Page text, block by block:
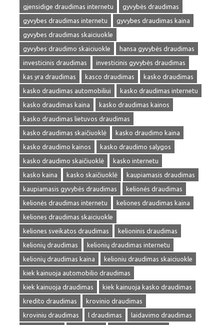
gjensidige draudimas internetu
gyvybės draudimas
gyvybes draudimas internetu
gyvybes draudimas kaina
gyvybes draudimas skaiciuokle
gyvybes draudimo skaiciuokle
hansa gyvybės draudimas
investicinis draudimas
investicinis gyvybės draudimas
kas yra draudimas
kasco draudimas
kasko draudimas
kasko draudimas automobiliui
kasko draudimas internetu
kasko draudimas kaina
kasko draudimas kainos
kasko draudimas lietuvos draudimas
kasko draudimas skaičiuoklė
kasko draudimo kaina
kasko draudimo kainos
kasko draudimo salygos
kasko draudimo skaičiuoklė
kasko internetu
kasko kaina
kasko skaičiuoklė
kaupiamasis draudimas
kaupiamasis gyvybės draudimas
kelionės draudimas
kelionės draudimas internetu
keliones draudimas kaina
keliones draudimas skaiciuokle
keliones sveikatos draudimas
kelioninis draudimas
kelionių draudimas
kelionių draudimas internetu
kelionių draudimas kaina
kelioniu draudimas skaiciuokle
kiek kainuoja automobilio draudimas
kiek kainuoja draudimas
kiek kainuoja kasko draudimas
kredito draudimas
krovinio draudimas
kroviniu draudimas
l draudimas
laidavimo draudimas